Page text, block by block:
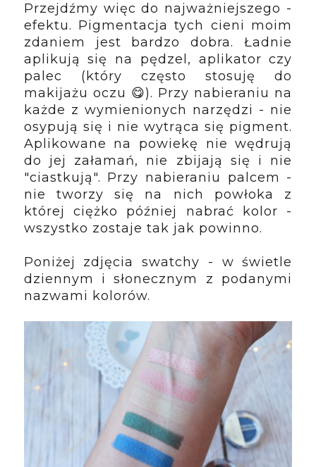
Przejdźmy więc do najważniejszego -
efektu. Pigmentacja tych cieni moim
zdaniem jest bardzo dobra. Ładnie
aplikują się na pędzel, aplikator czy
palec (który często stosuję do
makijażu oczu 😋). Przy nabieraniu na
każde z wymienionych narzędzi - nie
osypują się i nie wytrąca się pigment.
Aplikowane na powiekę nie wędrują
do jej załamań, nie zbijają się i nie
"ciastkują". Przy nabieraniu palcem -
nie tworzy się na nich powłoka z
której ciężko później nabrać kolor -
wszystko zostaje tak jak powinno.
Poniżej zdjęcia swatchy - w świetle
dziennym i słonecznym z podanymi
nazwami kolorów.